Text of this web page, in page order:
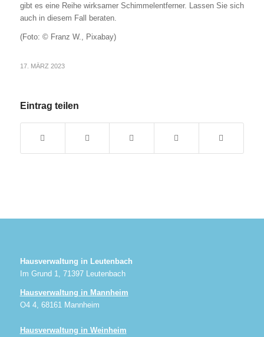
gibt es eine Reihe wirksamer Schimmelentferner. Lassen Sie sich
auch in diesem Fall beraten.
(Foto: © Franz W., Pixabay)
17. MÄRZ 2023
Eintrag teilen
Hausverwaltung in Leutenbach
Im Grund 1, 71397 Leutenbach
Hausverwaltung in Mannheim
O4 4, 68161 Mannheim
Hausverwaltung in Weinheim